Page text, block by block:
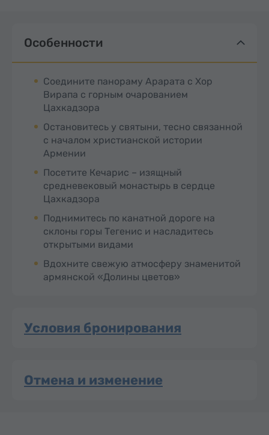
Особенности
Соедините панораму Арарата с Хор
Вирапа с горным очарованием
Цахкадзора
Остановитесь у святыни, тесно связанной
с началом христианской истории
Армении
Посетите Кечарис – изящный
средневековый монастырь в сердце
Цахкадзора
Поднимитесь по канатной дороге на
склоны горы Тегенис и насладитесь
открытыми видами
Вдохните свежую атмосферу знаменитой
армянской «Долины цветов»
Условия бронирования
Отмена и изменение